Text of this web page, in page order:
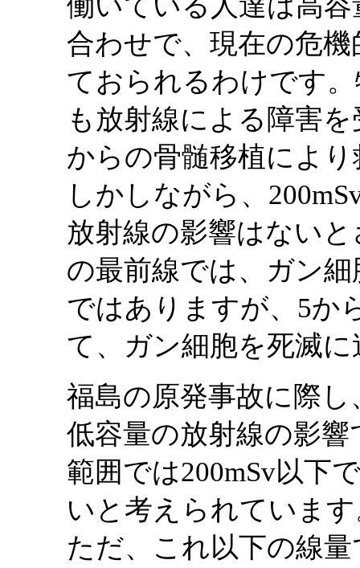
合わせで、現在の危
ておられるわけです
も放射線による障害
からの骨髄移植によ
しかしながら、
放射線の影響はない
の最前線では、ガン
ではありますが、5か
て、ガン細胞を死滅
福島の原発事故に際
低容量の放射線の影
範囲では200mSv以下
いと考えられていま
ただ、これ以下の線